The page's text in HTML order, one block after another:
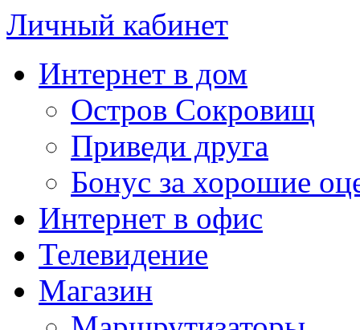
Личный кабинет
Интернет в дом
Остров Сокровищ
Приведи друга
Бонус за хорошие
Интернет в офис
Телевидение
Магазин